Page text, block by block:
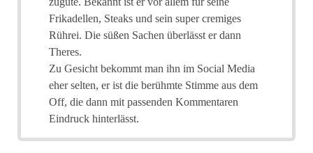
Frikadellen, Steaks und sein super cremiges
Rührei. Die süßen Sachen überlässt er dann
Theres.
Zu Gesicht bekommt man ihn im Social Media
eher selten, er ist die berühmte Stimme aus dem
Off, die dann mit passenden Kommentaren
Eindruck hinterlässt.